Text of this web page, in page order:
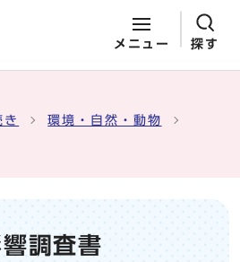
メニュー 探す
き 環境・自然・動物
調査書